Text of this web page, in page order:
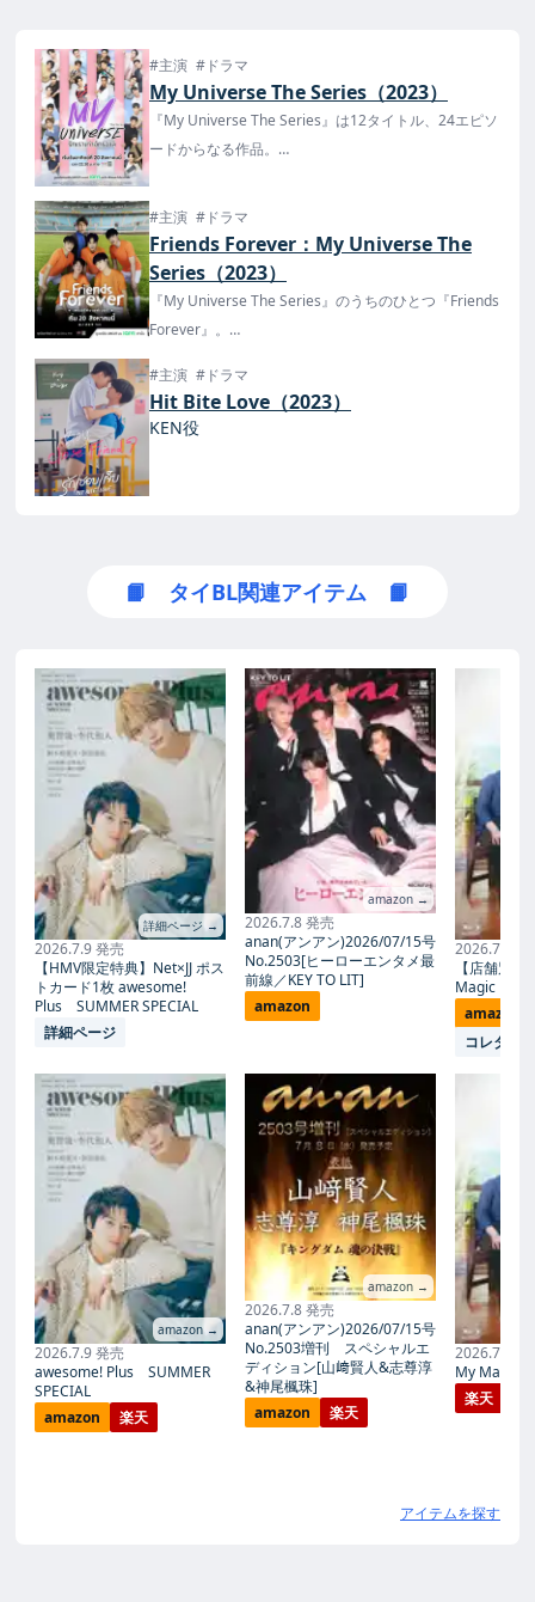
#主演 #ドラマ
My Universe The Series（2023）
『My Universe The Series』は12タイトル、24エピソ
ードからなる作品。
Seeker The Series』のEarth&Bankなどなどタイドラ
マでお馴染みの俳優が多数出演。
タイでは8月20日よりAmarinTV・iQIYIで放送・配
信！
#主演 #ドラマ
Friends Forever：My Universe The
Series（2023）
『My Universe The Series』のうちのひとつ『Friends
Forever』。
AmarinTV・iQIYIで放送・配信！
#主演 #ドラマ
Hit Bite Love（2023）
KEN役
📙 タイBL関連アイテム 📙
詳細ページ →
2026.7.9 発売
【HMV限定特典】Net×JJ ポス
トカード1枚 awesome!
Plus SUMMER SPECIAL
詳細ページ
amazon →
2026.7.9 発売
awesome! Plus SUMMER
SPECIAL
amazon
楽天
amazon →
2026.7.8 発売
anan(アンアン)2026/07/15号
No.2503[ヒーローエンタメ最
前線／KEY TO LIT]
amazon
amazon →
2026.7.8 発売
anan(アンアン)2026/07/15号
No.2503増刊 スペシャルエ
ディション[山﨑賢人&志尊淳
&神尾楓珠]
amazon
楽天
2026.7.27
【店舗別
Magic
amazon
コレタメ
2026.7.27
My Magic
楽天
アイテムを探す